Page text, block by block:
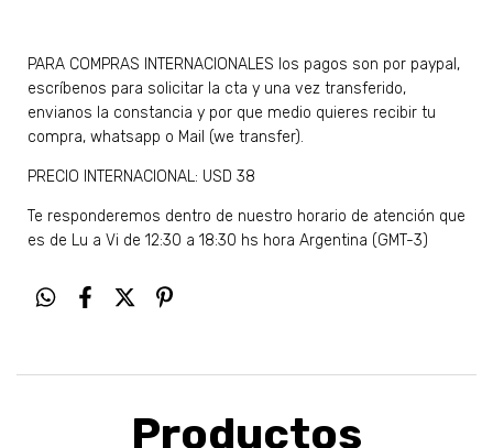
PARA COMPRAS INTERNACIONALES los pagos son por paypal,
escríbenos para solicitar la cta y una vez transferido,
envianos la constancia y por que medio quieres recibir tu
compra, whatsapp o Mail (we transfer).
PRECIO INTERNACIONAL: USD 38
Te responderemos dentro de nuestro horario de atención que
es de Lu a Vi de 12:30 a 18:30 hs hora Argentina (GMT-3)
Productos